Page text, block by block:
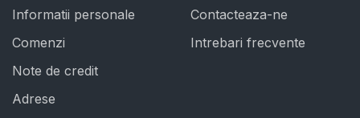
Informatii personale
Comenzi
Note de credit
Adrese
Contacteaza-ne
Intrebari frecvente